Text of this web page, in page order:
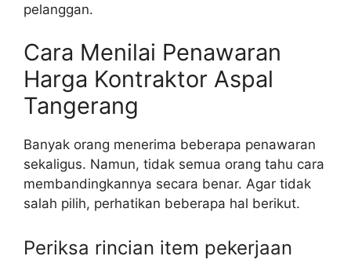
pelanggan.
Cara Menilai Penawaran
Harga Kontraktor Aspal
Tangerang
Banyak orang menerima beberapa penawaran
sekaligus. Namun, tidak semua orang tahu cara
membandingkannya secara benar. Agar tidak
salah pilih, perhatikan beberapa hal berikut.
Periksa rincian item pekerjaan